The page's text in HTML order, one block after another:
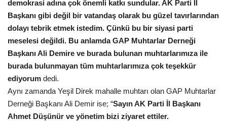
İletişim
Kültür Sanat
demokrasi adına çok önemli katkı sundular. AK Parti İl
Başkanı gibi değil bir vatandaş olarak bu güzel tavırlarından
dolayı tebrik etmek istedim. Çünkü bu bir siyasi parti
meselesi değildi. Bu anlamda GAP Muhtarlar Derneği
Başkanı Ali Demire ve burada bulunan muhtarlarımıza ile
burada bulunmayan tüm muhtarlarımıza çok teşekkür
ediyorum dedi.
Aynı zamanda Yeşil Direk mahalle muhtarı olan GAP Muhtarlar
Derneği Başkanı Ali Demir ise; “Sayın AK Parti İl Başkanı
Ahmet Düşünür ve yönetim bizi ziyaret ettiler.